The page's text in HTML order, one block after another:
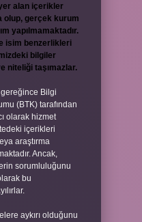
alan içerikler
olup, gerçek kurum
yapılmamaktadır.
isim benzerlikleri
bilgiler
niteliği taşımazlar.
gereğince Bilgi
(BTK) tarafından
olarak hizmet
içerikleri
araştırma
Ancak,
sorumluluğunu
bu
aykırı olduğunu